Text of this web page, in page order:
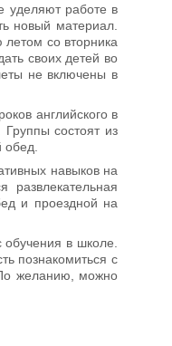
уделяют работе в
новый материал.
со вторника
своих детей во
не включены в
английского в
состоят из
навыков на
развлекательная
и проездной на
в школе.
познакомиться с
желанию, можно